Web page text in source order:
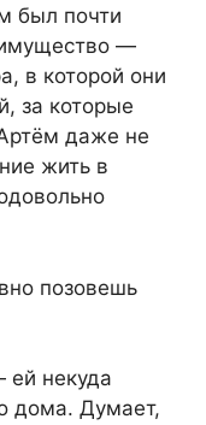
был почти
—
в которой они
за которые
даже не
жить в
позовешь
некуда
дома. Думает,